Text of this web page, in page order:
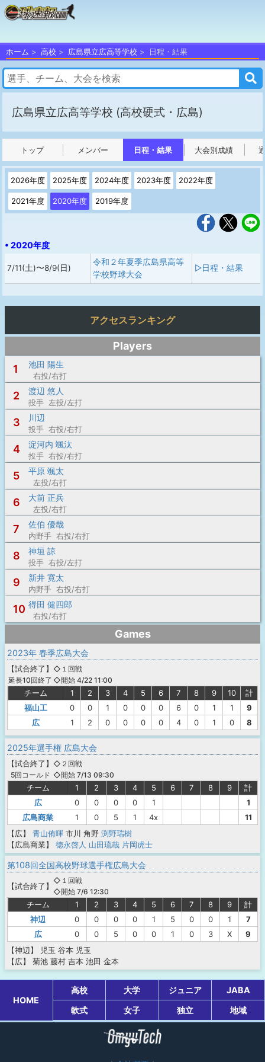
ホーム 高校 広島県立広高等学校 日程・結果
広島県立広高等学校 (高校硬式・広島)
トップ メンバー 日程・結果 大会別成績
2026年度 2025年度 2024年度 2023年度 2022年度
2021年度 2020年度 2019年度
• 2020年度
7/11(土)〜8/9(日)
令和２年夏季広島県高等
学校野球大会
▷日程・結果
アクセスランキング
Players
1
池田 陽生
右投/右打
2 渡辺 悠人
投手 左投/左打
3 川辺
投手 右投/右打
4 淀河内 颯汰
投手 右投/右打
5 平原 颯太
左投/右打
6 大前 正兵
左投/右打
7 佐伯 優哉
内野手 右投/右打
8 神垣 諒
投手 右投/左打
9 新井 寛太
内野手 右投/右打
10 得田 健四郎
右投/右打
Games
2023年 春季広島大会
【試合終了 】
延長10回終了
◇１回戦
◇開始 4/22 11:00
チーム 1 2 3 4 5 6 7 8 9 10
計
福山工
0 0 1 0 0 0 6 0 1 1
9
広
1 2 0 0 0 0 4 0 1 0 8
2025年選手権 広島大会
【試合終了 】
5回コールド
◇２回戦
◇開始 7/13 09:30
チーム 1 2 3 4 5 6 7 8 9
計
広
0 0 0 0 1
1
広島商業
1 0 5 1 4x
11
【広】
青山侑暉 市川 角野 渕野瑞樹
【広島商業】
徳永啓人 山田琉哉 片岡虎士
第108回全国高校野球選手権広島大会
【試合終了 】
◇１回戦
◇開始 7/6 12:30
チーム 1 2 3 4 5 6 7 8 9
計
神辺
0 0 0 0 1 5 0 0 1
7
広
0 0 5 0 0 1 0 3 X
9
【神辺】
児玉 谷本 児玉
【広】
菊池 藤村 吉本 池田 金本
HOME
高校 大学 ジュニア
JABA
軟式
女子 独立 地域